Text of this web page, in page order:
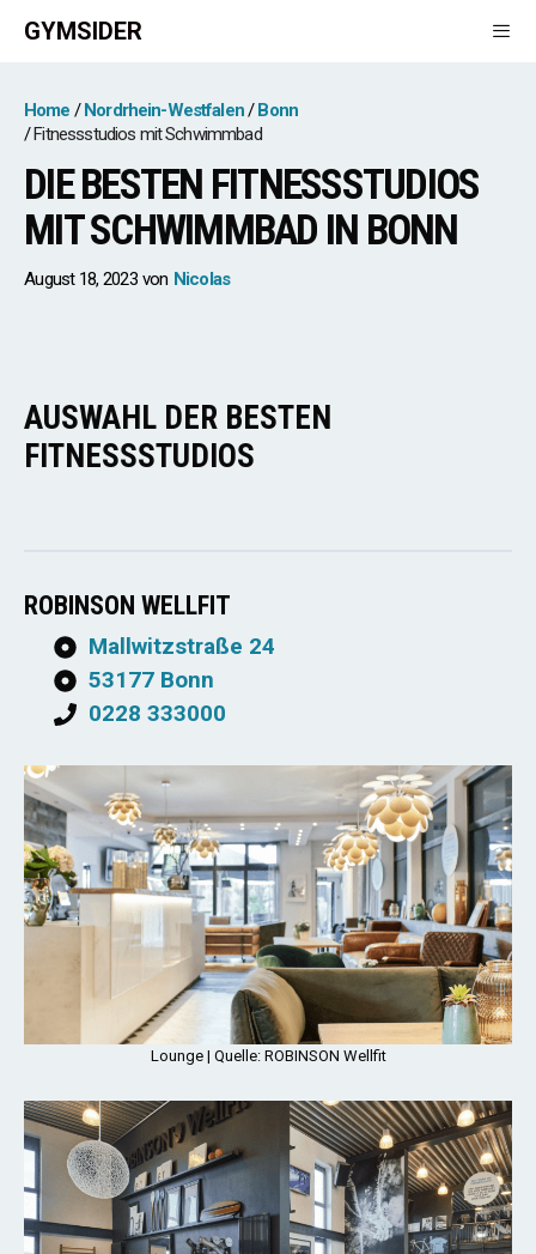
Zum
Inhalt
GYMSIDER
Home Nordrhein-Westfalen
Bonn
Fitnessstudios mit Schwimmbad
DIE BESTEN FITNESSSTUDIOS
MIT SCHWIMMBAD IN BONN
August 18, 2023 von Nicolas
AUSWAHL DER BESTEN
FITNESSSTUDIOS
ROBINSON WELLFIT
Mallwitzstraße 24
53177 Bonn
0228 333000
Lounge | Quelle: ROBINSON Wellfit